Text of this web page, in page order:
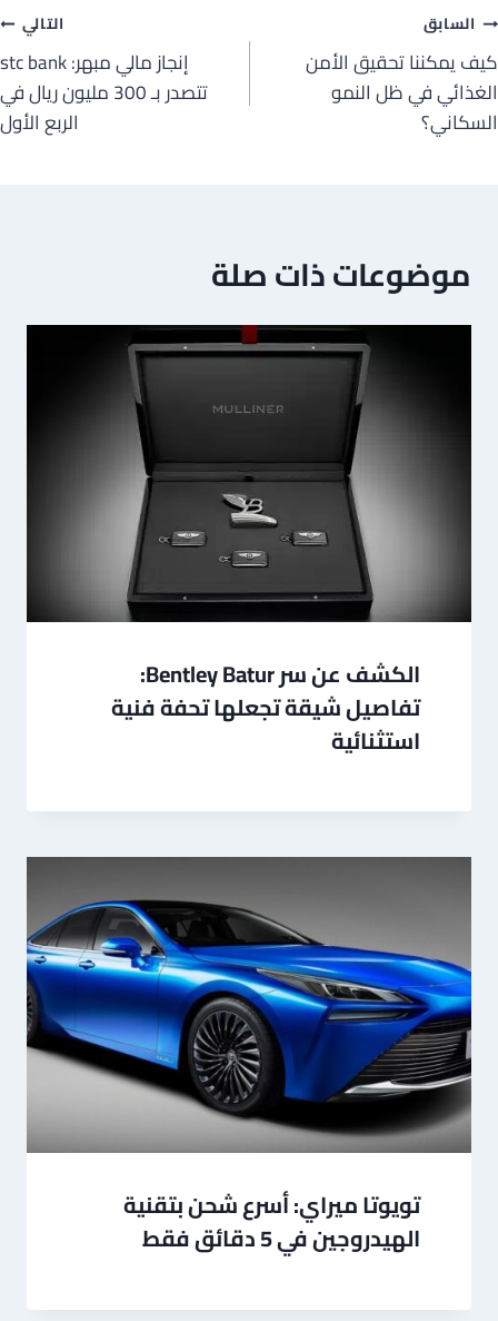
تصفّح
المقالات
السابق
كيف يمكننا تحقيق الأمن
الغذائي في ظل النمو
السكاني؟
التالي
إنجاز مالي مبهر: stc bank
تتصدر بـ 300 مليون ريال في
الربع الأول
موضوعات ذات صلة
الكشف عن سر Bentley Batur:
تفاصيل شيقة تجعلها تحفة فنية
استثنائية
تويوتا ميراي: أسرع شحن بتقنية
الهيدروجين في 5 دقائق فقط